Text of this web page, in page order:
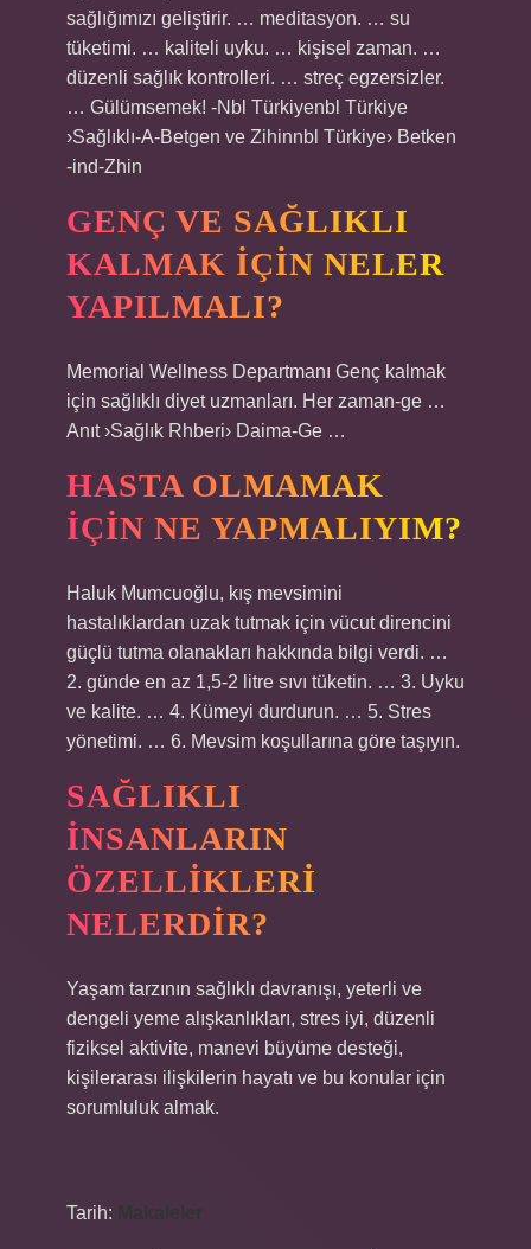
sağlığımızı geliştirir. … meditasyon. … su
tüketimi. … kaliteli uyku. … kişisel zaman. …
düzenli sağlık kontrolleri. … streç egzersizler.
… Gülümsemek! -Nbl Türkiyenbl Türkiye
›Sağlıklı-A-Betgen ve Zihinnbl Türkiye› Betken
-ind-Zhin
GENÇ VE SAĞLIKLI
KALMAK IÇIN NELER
YAPILMALI?
Memorial Wellness Departmanı Genç kalmak
için sağlıklı diyet uzmanları. Her zaman-ge …
Anıt ›Sağlık Rhberi› Daima-Ge …
HASTA OLMAMAK
IÇIN NE YAPMALIYIM?
Haluk Mumcuoğlu, kış mevsimini
hastalıklardan uzak tutmak için vücut direncini
güçlü tutma olanakları hakkında bilgi verdi. …
2. günde en az 1,5-2 litre sıvı tüketin. … 3. Uyku
ve kalite. … 4. Kümeyi durdurun. … 5. Stres
yönetimi. … 6. Mevsim koşullarına göre taşıyın.
SAĞLIKLI
INSANLARIN
ÖZELLIKLERI
NELERDIR?
Yaşam tarzının sağlıklı davranışı, yeterli ve
dengeli yeme alışkanlıkları, stres iyi, düzenli
fiziksel aktivite, manevi büyüme desteği,
kişilerarası ilişkilerin hayatı ve bu konular için
sorumluluk almak.
Tarih: